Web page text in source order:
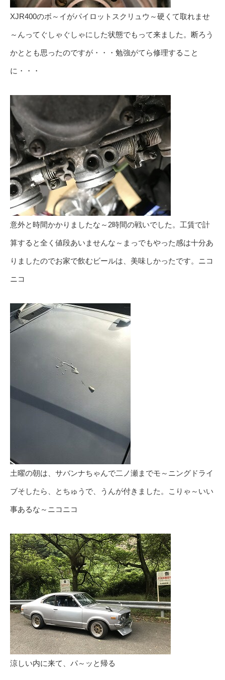
XJR400のボ～イがパイロットスクリュウ～硬くて取れませ
～んってぐしゃぐしゃにした状態でもって来ました。断ろう
かととも思ったのですが・・・勉強がてら修理すること
に・・・
意外と時間かかりましたな～2時間の戦いでした。工賃で計
算すると全く値段あいませんな～まっでもやった感は十分あ
りましたのでお家で飲むビールは、美味しかったです。ニコ
ニコ
土曜の朝は、サバンナちゃんで二ノ瀬までモ～ニングドライ
ブそしたら、とちゅうで、うんが付きました。こりゃ～いい
事あるな～ニコニコ
涼しい内に来て、パ～ッと帰る